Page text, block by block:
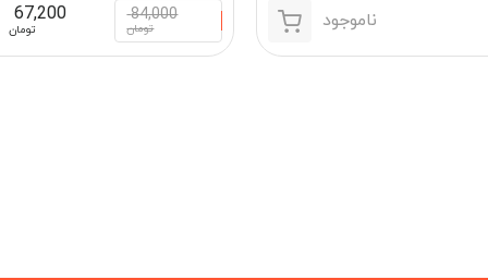
ناموجود 84,000
تومان
67,200
تومان